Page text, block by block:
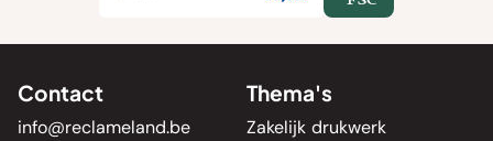
Contact
info@reclameland.be
Thema's
Zakelijk drukwerk